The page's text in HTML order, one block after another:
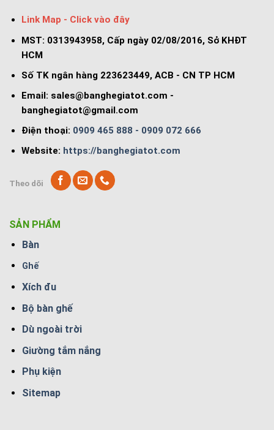
Link Map - Click vào đây
MST: 0313943958, Cấp ngày 02/08/2016, Sở KHĐT
HCM
Số TK ngân hàng 223623449, ACB - CN TP HCM
Email: sales@banghegiatot.com -
banghegiatot@gmail.com
Điện thoại: 0909 465 888 - 0909 072 666
Website: https://banghegiatot.com
Theo dõi
SẢN PHẨM
Bàn
Ghế
Xích đu
Bộ bàn ghế
Dù ngoài trời
Giường tắm nắng
Phụ kiện
Sitemap